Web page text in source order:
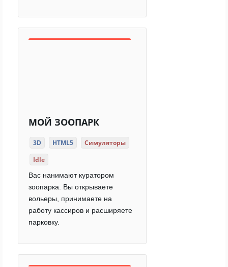
МОЙ ЗООПАРК
3D HTML5
Симуляторы
Idle
Вас нанимают куратором
зоопарка. Вы открываете
вольеры, принимаете на
работу кассиров и расширяете
парковку.